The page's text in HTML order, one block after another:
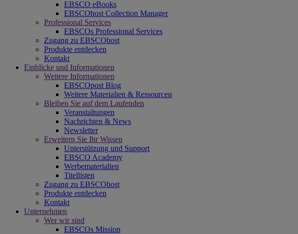
EBSCO eBooks
EBSCOhost Collection Manager
Professional Services
EBSCOs Professional Services
Zugang zu EBSCOhost
Produkte entdecken
Kontakt
Einblicke und Informationen
Weitere Informationen
EBSCOpost Blog
Weitere Materialien & Ressourcen
Bleiben Sie auf dem Laufenden
Veranstaltungen
Nachrichten & News
Newsletter
Erweitern Sie Ihr Wissen
Unterstützung und Support
EBSCO Academy
Werbematerialien
Titellisten
Zugang zu EBSCOhost
Produkte entdecken
Kontakt
Unternehmen
Wer wir sind
EBSCOs Mission